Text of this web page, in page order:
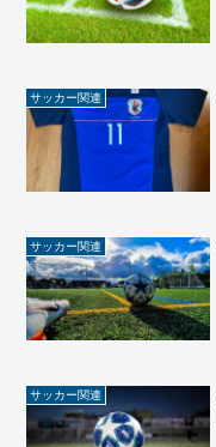
サッカー関連
サッカー関連
サッカー関連